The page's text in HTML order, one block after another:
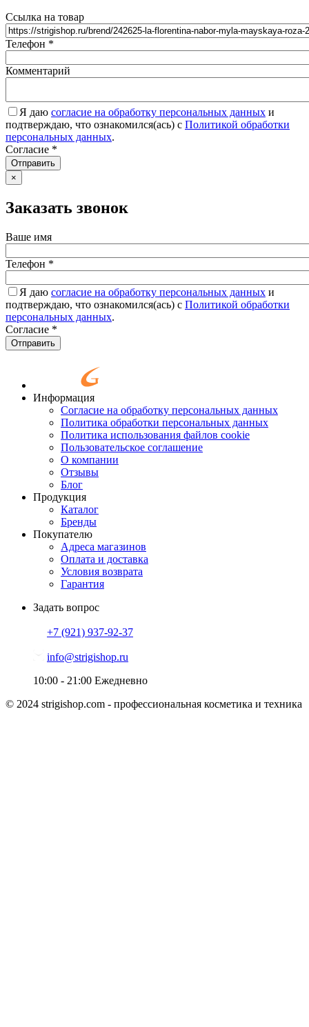
Ссылка на товар
Телефон *
Комментарий
Я даю согласие на обработку персональных данных и
подтверждаю, что ознакомился(ась) с Политикой обработки
персональных данных.
Согласие *
Отправить
×
Заказать звонок
Ваше имя
Телефон *
Я даю согласие на обработку персональных данных и
подтверждаю, что ознакомился(ась) с Политикой обработки
персональных данных.
Согласие *
Отправить
Информация
Согласие на обработку персональных данных
Политика обработки персональных данных
Политика использования файлов cookie
Пользовательское соглашение
О компании
Отзывы
Блог
Продукция
Каталог
Бренды
Покупателю
Адреса магазинов
Оплата и доставка
Условия возврата
Гарантия
Задать вопрос
+7 (921) 937-92-37
info@strigishop.ru
10:00 - 21:00 Ежедневно
© 2024 strigishop.com - профессиональная косметика и техника